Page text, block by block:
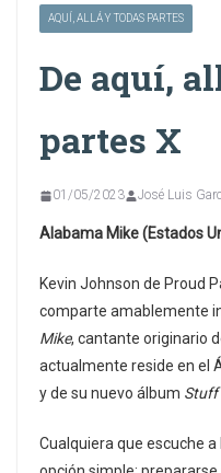
AQUÍ, ALLÁ Y TODAS PARTES
De aquí,
partes X
01/05/2023 José Luis
Alabama Mike (Estados
Kevin Johnson de Proud
comparte amablemente
Mike, cantante originario
actualmente reside en el
y de su nuevo álbum Stuff
Cualquiera que escuche